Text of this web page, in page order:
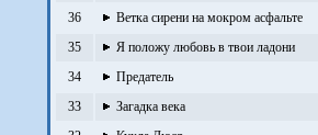
36
Ветка сирени на мокром асфальте
35
Я положу любовь в твои ладони
34
Предатель
33
Загадка века